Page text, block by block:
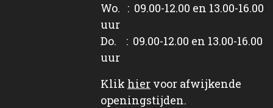
Wo. : 09.00-12.00 en 13.00-16.00
uur
Do. : 09.00-12.00 en 13.00-16.00
uur
Klik hier voor afwijkende
openingstijden.